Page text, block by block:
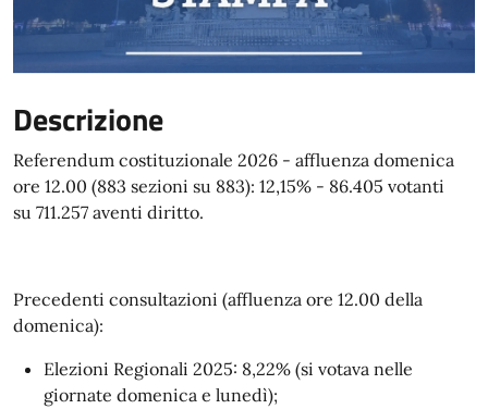
Descrizione
Referendum costituzionale 2026 - affluenza domenica
ore 12.00 (883 sezioni su 883): 12,15% - 86.405 votanti
su 711.257 aventi diritto.
Precedenti consultazioni (affluenza ore 12.00 della
domenica):
Elezioni Regionali 2025: 8,22% (si votava nelle
giornate domenica e lunedì);